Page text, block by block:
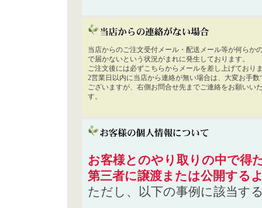
当店からのご注文受付メール・配送メール等が何らか
で届かないという状況がまれに発生しております。
ご注文後には必ずこちらからメールを差し上げており
2営業日以内に当店から連絡が無い場合は、大変お手数
ございますが、右側お問合せ先までご連絡をお願いい
す。
お客様とのやり取りの中で得
第三者に譲渡または公開する
ただし、以下の事例に該当す